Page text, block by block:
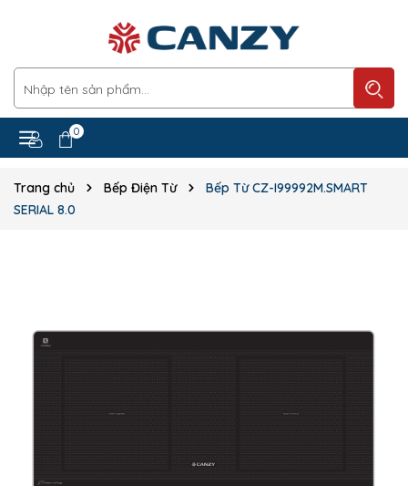
0
Trang chủ Bếp Điện Từ
Bếp Từ CZ-I99992M.SMART
SERIAL 8.0